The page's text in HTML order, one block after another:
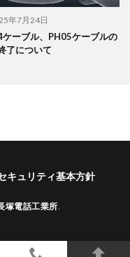
年7月24日
ケーブル、PH05ケーブルの
了について
キュリティ基本方針
塚電話工業所